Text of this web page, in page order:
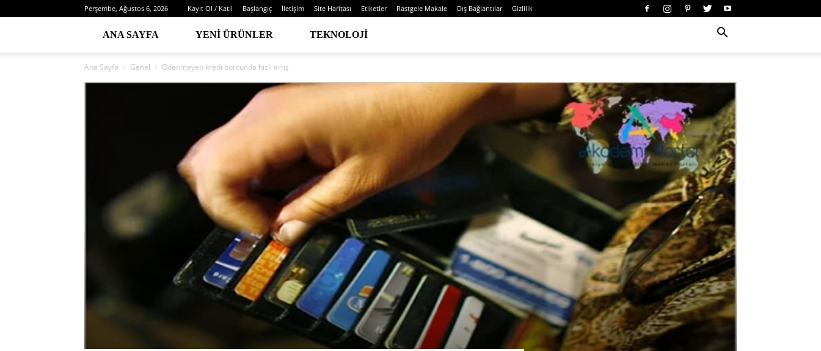
Perşembe, Ağustos 6, 2026 Kayıt Ol / Katıl Başlangıç İletişim Site Haritası Etiketler Rastgele Makale Dış Bağlantılar Gizlilik
ANA SAYFA YENI ÜRÜNLER TEKNOLOJI
Ana Sayfa Genel Ödenmeyen kredi borcunda hızlı artış